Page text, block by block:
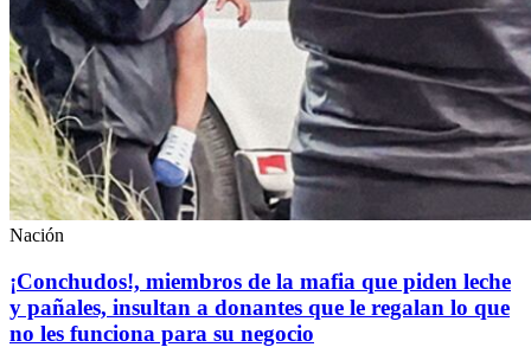
Nación
¡Conchudos!, miembros de la mafia que piden leche
y pañales, insultan a donantes que le regalan lo que
no les funciona para su negocio